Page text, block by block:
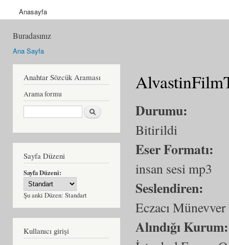
Anasayfa
Buradasınız
Ana Sayfa
Anahtar Sözcük Araması
Arama formu
Ara
Sayfa Düzeni
Sayfa Düzeni:
Şu anki Düzen: Standart
Kullanıcı girişi
Durumu:
Bitirildi
Eser Formatı:
insan sesi mp3
Seslendiren:
Eczacı
Alındığı